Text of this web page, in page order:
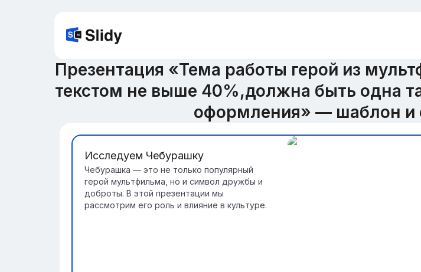
Презентация «Тема работы герой из
текстом не выше 40%,должна быть одна
оформления» — шаблон и
Исследуем Чебурашку
Чебурашка — это не только популярный
герой мультфильма, но и символ дружбы и
доброты. В этой презентации мы
рассмотрим его роль и влияние в культуре.